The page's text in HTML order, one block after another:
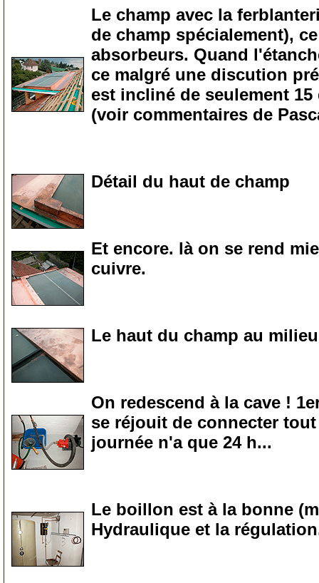
Le champ avec la
de champ spécialement),
absorbeurs. Quand
ce malgré une discution
est incliné de seulement
(voir commentaires de
Détail du haut de champ
Et encore. là on se rend
cuivre.
Le haut du champ au
On redescend à la cave !
se réjouit de connecter
journée n'a que 24 h...
Le boillon est à la bonne
Hydraulique et la